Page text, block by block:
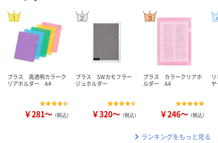
プラス 高透明カラーク
リアホルダー A4
￥281～ （税込）
プラス SWカモフラー
ジュホルダー
￥320～ （税込）
プラス カラークリアホ
ルダー A4
￥246～ （税込）
ヤ
ランキングをもっと見る